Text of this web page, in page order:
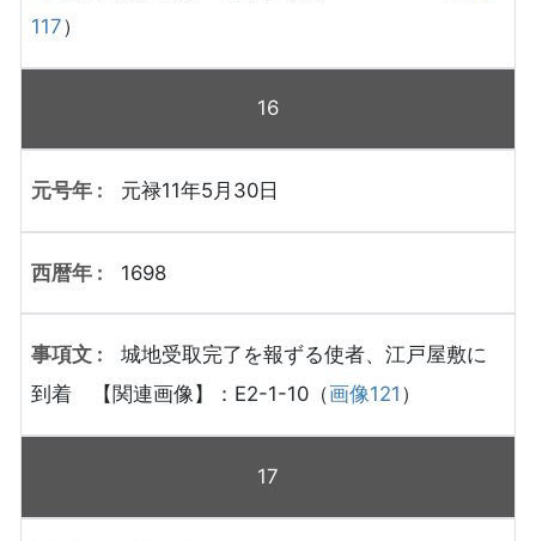
117）
16
元禄11年5月30日
1698
城地受取完了を報ずる使者、江戸屋敷に
到着 【関連画像】：E2-1-10（画像121 ）
17